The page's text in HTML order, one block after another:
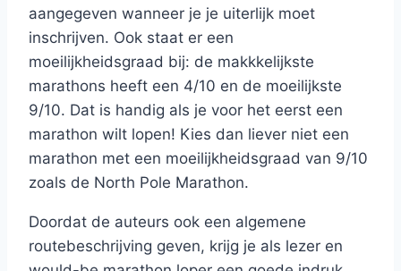
aangegeven wanneer je je uiterlijk moet
inschrijven. Ook staat er een
moeilijkheidsgraad bij: de makkkelijkste
marathons heeft een 4/10 en de moeilijkste
9/10. Dat is handig als je voor het eerst een
marathon wilt lopen! Kies dan liever niet een
marathon met een moeilijkheidsgraad van 9/10
zoals de North Pole Marathon.
Doordat de auteurs ook een algemene
routebeschrijving geven, krijg je als lezer en